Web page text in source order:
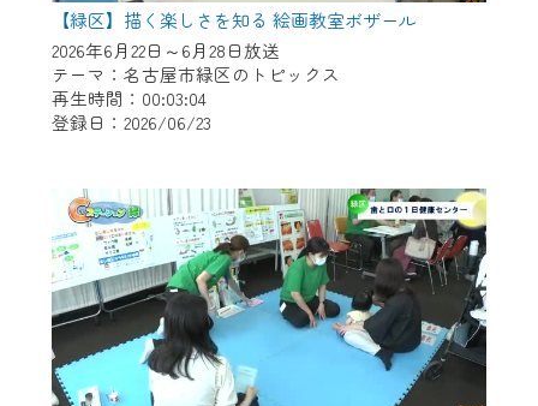
【緑区】描く楽しさを知る 絵画教室ボザール
2026年6月22日～6月28日放送
テーマ：名古屋市緑区のトピックス
再生時間：00:03:04
登録日：2026/06/23
※マイページへのログインには、MyIDが必
要となります。
※MyIDとは、CCNet Web TVを含むCCNetの
各種サービスをご利用頂くためのIDです。
で設定できます。
（GmailやYahooなどのフリーメールアドレ
スでも作成可能です）
※マイページへのログイン・MyIDの新規登
録はこちらから
※CCNetアプリをご利用中の方は引き続き
ご視聴いただけます。